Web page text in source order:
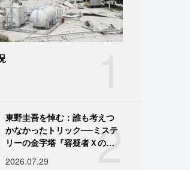
2
東野圭吾を悼む：誰も考えつ
かなかったトリック──ミステ
リーの金字塔『容疑者Ｘの献
2026.07.29